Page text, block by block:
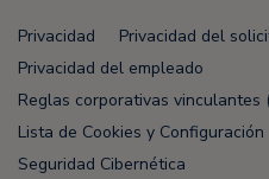
e
w
s
F
c
e
b
n
s
t
a
o
T
u
k
e
Privacidad
Privacidad del
Privacidad del empleado
Reglas corporativas vinculantes
Lista de Cookies y Configuración
Seguridad Cibernética